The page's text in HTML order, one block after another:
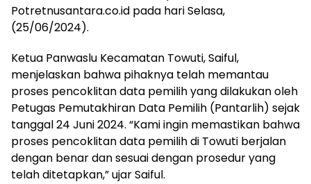
Potretnusantara.co.id pada hari Selasa,
(25/06/2024).
Ketua Panwaslu Kecamatan Towuti, Saiful,
menjelaskan bahwa pihaknya telah memantau
proses pencoklitan data pemilih yang dilakukan oleh
Petugas Pemutakhiran Data Pemilih (Pantarlih) sejak
tanggal 24 Juni 2024. “Kami ingin memastikan bahwa
proses pencoklitan data pemilih di Towuti berjalan
dengan benar dan sesuai dengan prosedur yang
telah ditetapkan,” ujar Saiful.